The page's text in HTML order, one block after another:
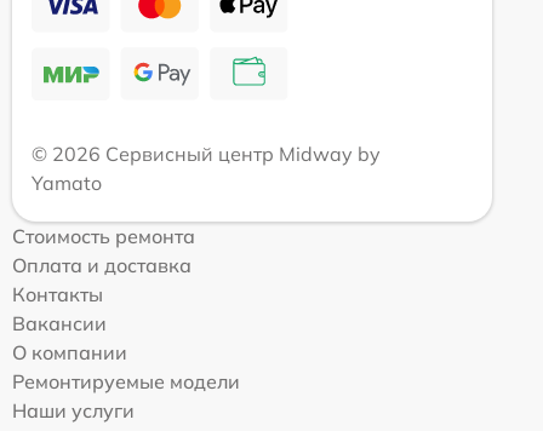
© 2026 Сервисный центр Midway by
Yamato
Стоимость ремонта
Оплата и доставка
Контакты
Вакансии
О компании
Ремонтируемые модели
Наши услуги